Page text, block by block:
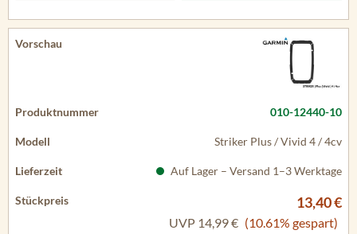
010-12440-10
Striker Plus / Vivid 4 / 4cv
Auf Lager – Versand 1–3 Werktage
13,40 €
UVP 14,99 € (10.61% gespart)